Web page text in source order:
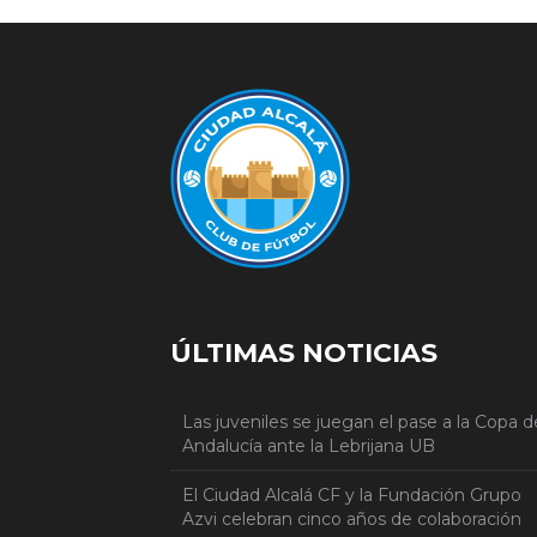
ÚLTIMAS NOTICIAS
Las juveniles se juegan el pase a la Copa
Andalucía ante la Lebrijana UB
El Ciudad Alcalá CF y la Fundación Grupo
Azvi celebran cinco años de colaboración